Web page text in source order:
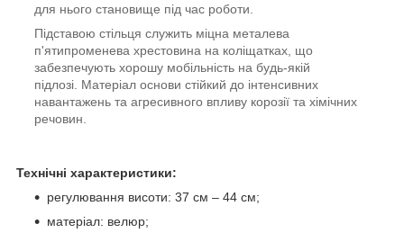
для нього становище під час роботи.
Підставою стільця служить міцна металева
п'ятипроменева хрестовина на коліщатках, що
забезпечують хорошу мобільність на будь-якій
підлозі. Матеріал основи стійкий до інтенсивних
навантажень та агресивного впливу корозії та хімічних
речовин.
Технічні характеристики:
регулювання висоти: 37 см – 44 см;
матеріал: велюр;